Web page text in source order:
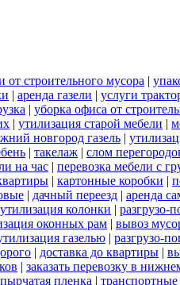
от строительного мусора |
| аренда газели | услуги
| уборка офиса от
| утилизация старой мебели |
новгород газель |
| такелаж | слом
на час | перевозка мебели с
| картонные коробки |
| дачный переезд | аренда
утилизация колонки | разгрузо-
оконных рам | вывоз
газелью | разгрузо-
| доставка до квартиры |
| заказать перевозку в
пленка | транспортные